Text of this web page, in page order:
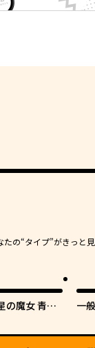
の“タイプ”がきっと
の魔女 青春
一